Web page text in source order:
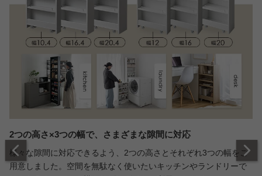
2つの高さ×3つの幅で、さまざまな隙間に対応
様々な隙間に対応できるよう、2つの高さとそれぞれ3つの幅をご
用意しました。空間を無駄なく使いたいキッチンやランドリーで